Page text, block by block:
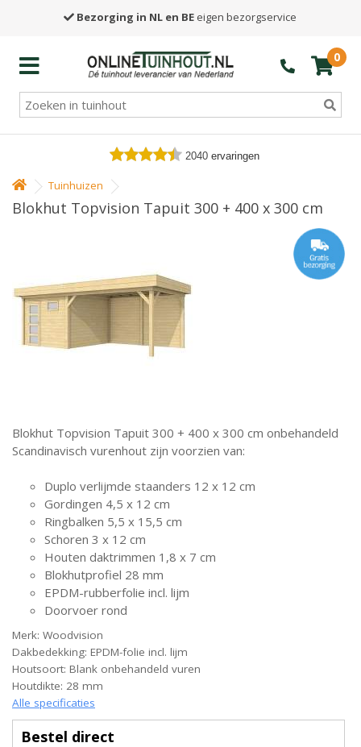
Bezorging in NL en BE eigen bezorgservice
0
2040 ervaringen
Tuinhuizen
Blokhut Topvision Tapuit 300 + 400 x 300 cm
Blokhut Topvision Tapuit 300 + 400 x 300 cm onbehandeld
Scandinavisch vurenhout zijn voorzien van:
Duplo verlijmde staanders 12 x 12 cm
Gordingen 4,5 x 12 cm
Ringbalken 5,5 x 15,5 cm
Schoren 3 x 12 cm
Houten daktrimmen 1,8 x 7 cm
Blokhutprofiel 28 mm
EPDM-rubberfolie incl. lijm
Doorvoer rond
Merk: Woodvision
Dakbedekking: EPDM-folie incl. lijm
Houtsoort: Blank onbehandeld vuren
Houtdikte: 28 mm
Alle specificaties
Bestel direct